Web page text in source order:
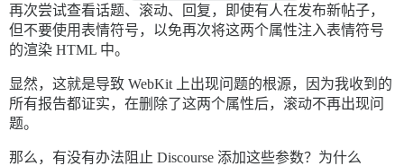
再次尝试查看话题、滚动、回复，即使有人在发布新帖子，
但不要使用表情符号，以免再次将这两个属性注入表情符号
的渲染 HTML 中。
显然，这就是导致 WebKit 上出现问题的根源，因为我收到的
所有报告都证实，在删除了这两个属性后，滚动不再出现问
题。
那么，有没有办法阻止 Discourse 添加这些参数？为什么